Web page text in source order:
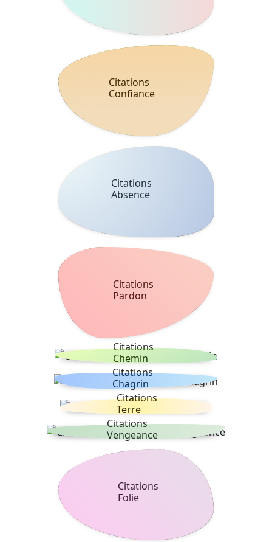
Citations
Confiance
Citations
Absence
Citations
Pardon
Citations
Chemin
Citations
Chagrin
Citations
Terre
Citations
Vengeance
Citations
Folie